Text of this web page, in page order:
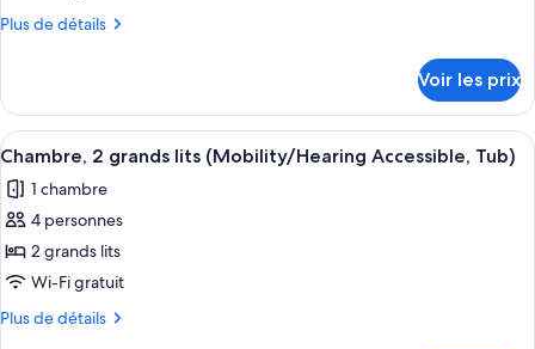
chambre :
très
grand
lit
(Mobility/Hearing
Accessible,
Tub)
Plus de détails
Plus
le
type
de
Chambre,
grand
lit
Accessible,
Voir les prix
Afficher
toutes
les
photos
pour
ce
type
Literie de qualité supérieure, couette
6
Chambre, 2 grands lits (Mobility/Hearing Accessible, Tub)
1 chambre
4 personnes
2 grands lits
Wi-Fi gratuit
Plus de détails
Plus